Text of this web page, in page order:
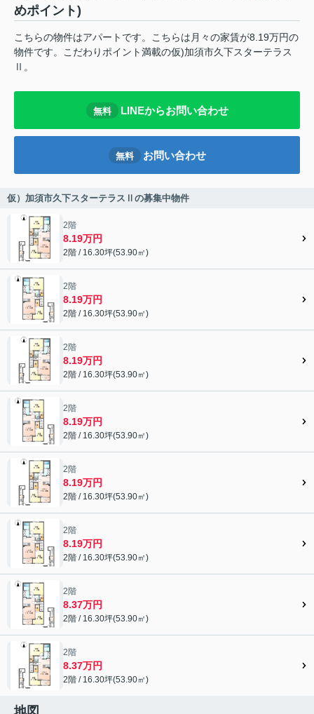
めポイント)
こちらの物件はアパートです。こちらは月々の家賃が8.19万円の
物件です。こだわりポイント満載の仮)加須市久下スターテラス
Ⅱ。
無料 LINEからお問い合わせ
無料 お問い合わせ
仮）加須市久下スターテラスⅡの募集中物件
2階
8.19万円
2階 / 16.30坪(53.90㎡)
2階
8.19万円
2階 / 16.30坪(53.90㎡)
2階
8.19万円
2階 / 16.30坪(53.90㎡)
2階
8.19万円
2階 / 16.30坪(53.90㎡)
2階
8.19万円
2階 / 16.30坪(53.90㎡)
2階
8.19万円
2階 / 16.30坪(53.90㎡)
2階
8.37万円
2階 / 16.30坪(53.90㎡)
2階
8.37万円
2階 / 16.30坪(53.90㎡)